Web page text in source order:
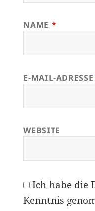
NAME *
E-MAIL-ADRESSE
WEBSITE
Ich habe die
Kenntnis